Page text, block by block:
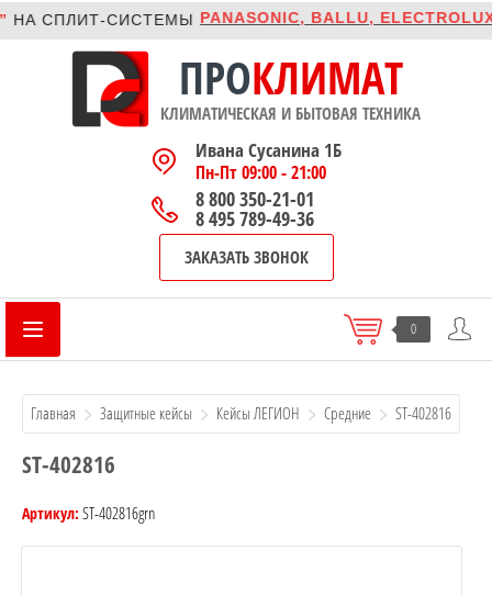
CПЛИТ-СИСТЕМЫ PANASONIC, BALLU,
ПРОКЛИМАТ
КЛИМАТИЧЕСКАЯ И БЫТОВАЯ ТЕХНИКА
Ивана Сусанина 1Б
Пн-Пт 09:00 - 21:00
8 800 350-21-01
8 495 789-49-36
ЗАКАЗАТЬ ЗВОНОК
0
Главная Защитные кейсы Кейсы ЛЕГИОН Средние ST-402816
ST-402816
Артикул: ST-402816grn